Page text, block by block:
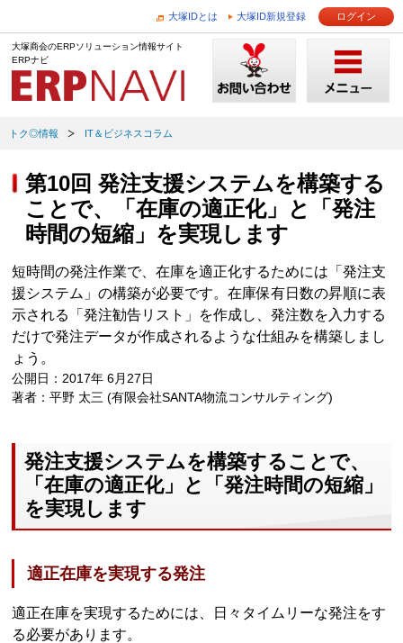
大塚IDとは 大塚ID新規登録 ログイン
大塚商会のERPソリューション情報サイト
ERPナビ
トク◎情報 IT＆ビジネスコラム
第10回 発注支援システムを構築する
ことで、「在庫の適正化」と「発注
時間の短縮」を実現します
短時間の発注作業で、在庫を適正化するためには「発注支
援システム」の構築が必要です。在庫保有日数の昇順に表
示される「発注勧告リスト」を作成し、発注数を入力する
だけで発注データが作成されるような仕組みを構築しまし
ょう。
公開日：2017年 6月27日
著者：平野 太三 (有限会社SANTA物流コンサルティング)
発注支援システムを構築することで、
「在庫の適正化」と「発注時間の短縮」
を実現します
適正在庫を実現する発注
適正在庫を実現するためには、日々タイムリーな発注をす
る必要があります。